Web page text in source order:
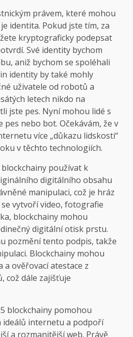
právem, které mohou
identita. Pokud jste tím, za
kryptograficky podepsat
Své identity bychom
aniž bychom se spoléhali
identity by také mohly
uživatele od robotů a
letech nikdo na
jste pes. Nyní mohou lidé s
pes nebo bot. Očekávám, že v
více „důkazu lidskosti“
v těchto technologiích.
používat k
digitálního obsahu
manipulaci, což je hráz
vytvoří video, fotografie
blockchainy mohou
digitální otisk prstu.
pozmění tento podpis, takže
Blockchainy mohou
ověřovací atestace z
což dále zajišťuje
blockchainy pomohou
internetu a podpoří
a rozmanitější web. Právě